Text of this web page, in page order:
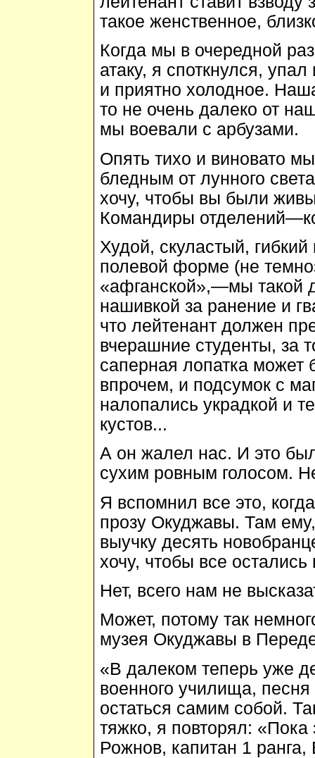
такое женственное,
Когда мы в очередной
атаку, я споткнулся,
и приятно холодное.
то не очень далеко от
мы воевали с арбузами.
Опять тихо и виновато
бледным от лунного
хочу, чтобы вы были
Командиры
Худой, скуластый,
полевой форме (не
«афганской»,—мы такой
нашивкой за ранение и
что лейтенант должен
вчерашние студенты, за
саперная лопатка может
впрочем, и подсумок с
налопались украдкой и
кустов...
А он жалел нас. И это
сухим ровным голосом.
Я вспомнил все это,
прозу Окуджавы. Там
выучку десять
хочу, чтобы все
Нет, всего нам не
Может, потому так
музея Окуджавы в
«В далеком теперь уже
военного училища,
остаться самим собой.
тяжко, я повторял:
Рожнов, капитан 1